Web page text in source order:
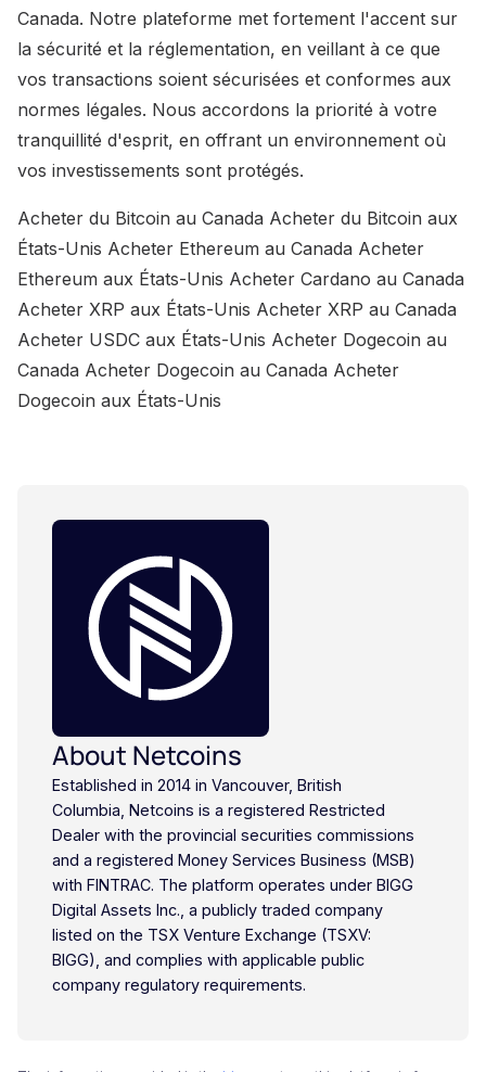
Canada. Notre plateforme met fortement l'accent sur
la sécurité et la réglementation, en veillant à ce que
vos transactions soient sécurisées et conformes aux
normes légales. Nous accordons la priorité à votre
tranquillité d'esprit, en offrant un environnement où
vos investissements sont protégés.
Acheter du Bitcoin au Canada Acheter du Bitcoin aux
États-Unis Acheter Ethereum au Canada Acheter
Ethereum aux États-Unis Acheter Cardano au Canada
Acheter XRP aux États-Unis Acheter XRP au Canada
Acheter USDC aux États-Unis Acheter Dogecoin au
Canada Acheter Dogecoin au Canada Acheter
Dogecoin aux États-Unis
About Netcoins
Established in 2014 in Vancouver, British
Columbia, Netcoins is a registered Restricted
Dealer with the provincial securities commissions
and a registered Money Services Business (MSB)
with FINTRAC. The platform operates under BIGG
Digital Assets Inc., a publicly traded company
listed on the TSX Venture Exchange (TSXV:
BIGG), and complies with applicable public
company regulatory requirements.